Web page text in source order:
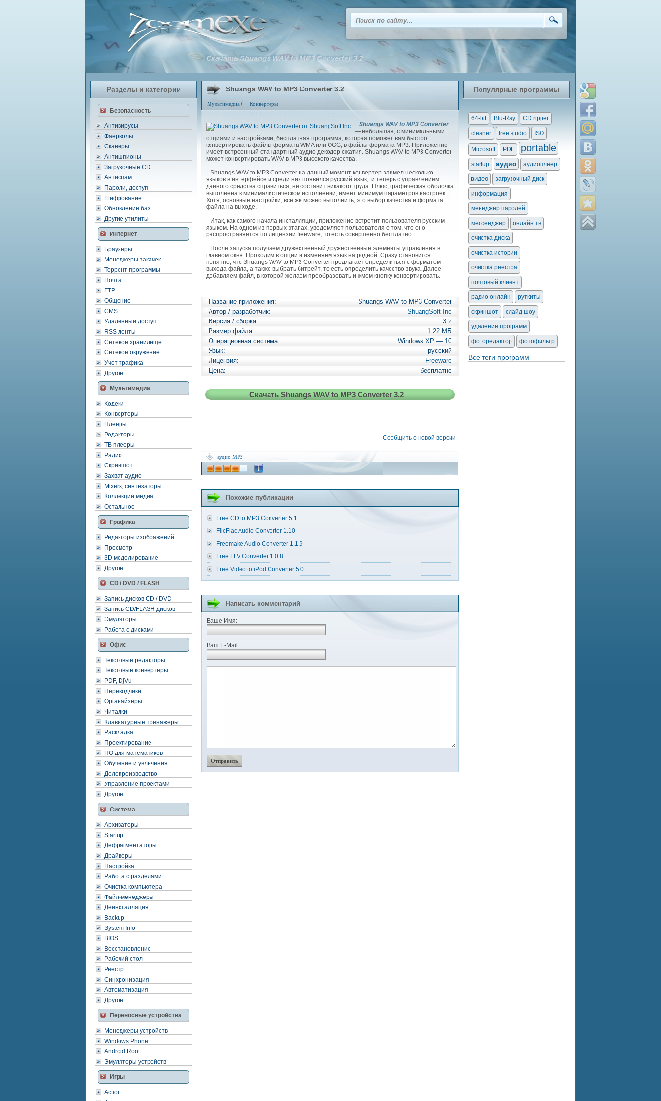
Разделы и категории
Безопасность
Антивирусы
Фаерволы
Сканеры
Антишпионы
Загрузочные CD
Антиспам
Пароли, доступ
Шифрование
Обновление баз
Другие утилиты
Интернет
Браузеры
Менеджеры закачек
Торрент программы
Почта
FTP
Общение
CMS
Удалённый доступ
RSS ленты
Сетевое хранилище
Сетевое окружение
Учет трафика
Другое...
Мультимедиа
Кодеки
Конвертеры
Плееры
Редакторы
ТВ плееры
Радио
Скриншот
Захват аудио
Mixers, синтезаторы
Коллекции медиа
Остальное
Графика
Редакторы изображений
Просмотр
3D моделирование
Другое...
CD / DVD / FLASH
Запись дисков CD / DVD
Запись CD/FLASH дисков
Эмуляторы
Работа с дисками
Офис
Текстовые редакторы
Текстовые конвертеры
PDF, DjVu
Переводчики
Органайзеры
Читалки
Клавиатурные тренажеры
Раскладка
Проектирование
ПО для математиков
Обучение и увлечения
Делопроизводство
Управление проектами
Другое...
Система
Архиваторы
Startup
Дефрагментаторы
Драйверы
Настройка
Работа с разделами
Очистка компьютера
Файл-менеджеры
Деинсталляция
Backup
System Info
BIOS
Восстановление
Рабочий стол
Реестр
Синхронизация
Автоматизация
Другое...
Переносные устройства
Менеджеры устройств
Windows Phone
Android Root
Эмуляторы устройств
Игры
Action
Shuangs WAV to MP3 Converter 3.2
Мультимедиа / Конвертеры
Скачать Shuangs WAV to MP3 Converter 3.2
Shuangs WAV to MP3 Converter
— небольшая, с минимальными
опциями и настройками, бесплатная программа, которая поможет вам быстро
конвертировать файлы формата WMA или OGG, в файлы формата MP3. Приложение
имеет встроенный стандартный аудио декодер сжатия. Shuangs WAV to MP3 Converter
может конвертировать WAV в MP3 высокого качества.
Shuangs WAV to MP3 Converter на данный момент конвертер заимел несколько
языков в интерфейсе и среди них появился русский язык, и теперь с управлением
данного средства справиться, не составит никакого труда. Плюс, графическая оболочка
выполнена в минималистическом исполнении, имеет минимум параметров настроек.
Хотя, основные настройки, все же можно выполнить, это выбор качества и формата
файла на выходе.
Итак, как самого начала инсталляции, приложение встретит пользователя русским
языком. На одном из первых этапах, уведомляет пользователя о том, что оно
распространяется по лицензии freeware, то есть совершенно бесплатно.
После запуска получаем дружественный дружественные элементы управления в
главном окне. Проходим в опции и изменяем язык на родной. Сразу становится
понятно, что Shuangs WAV to MP3 Converter предлагает определиться с форматом
выхода файла, а также выбрать битрейт, то есть определить качество звука. Далее
добавляем файл, в которой желаем преобразовать и жмем кнопку конвертировать.
Название приложения:
Shuangs WAV to MP3 Converter
Автор / разработчик:
ShuangSoft Inc
Версия / сборка:
3.2
Размер файла:
1.22 МБ
Операционная система:
Windows XP — 10
Язык:
русский
Лицензия:
Freeware
Цена:
бесплатно
Скачать Shuangs WAV to MP3 Converter 3.2
Сообщить о новой версии
аудио MP3
Похожие публикации
Free CD to MP3 Converter 5.1
FlicFlac Audio Converter 1.10
Freemake Audio Converter 1.1.9
Free FLV Converter 1.0.8
Free Video to iPod Converter 5.0
Написать комментарий
Ваше Имя:
Ваш E-Mail:
Популярные программы
64-bit Blu-Ray CD ripper
cleaner free studio ISO
Microsoft PDF portable
startup аудио аудиоплеер
видео загрузочный диск
информация
менеджер паролей
мессенджер онлайн тв
очистка диска
очистка истории
очистка реестра
почтовый клиент
радио онлайн руткиты
скриншот слайд шоу
удаление программ
фоторедактор фотофильтр
Все теги программ